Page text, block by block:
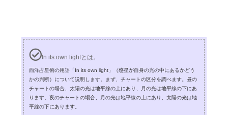
In its own lightとは。
西洋占星術の用語「In its own light」（惑星が自身の光の中にあるかどう
かの判断）について説明します。まず、チャートの区分を調べます。昼の
チャートの場合、太陽の光は地平線の上にあり、月の光は地平線の下にあ
ります。夜のチャートの場合、月の光は地平線の上にあり、太陽の光は地
平線の下にあります。